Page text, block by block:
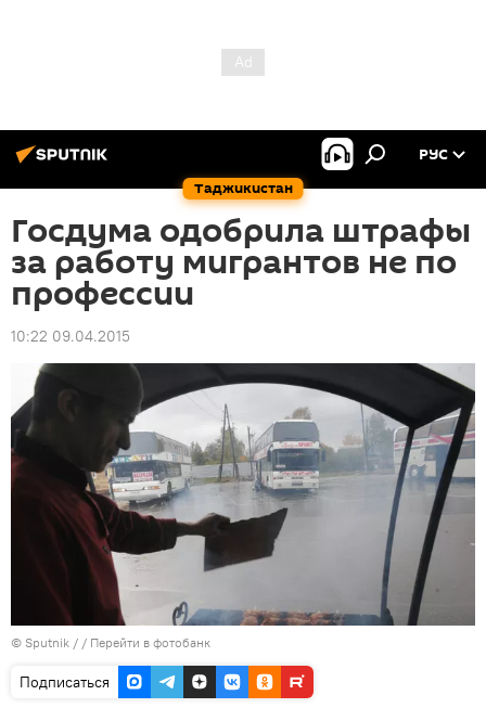
Таджикистан
РУС
Госдума одобрила штрафы
за работу мигрантов не по
профессии
10:22 09.04.2015
© Sputnik / / Перейти в фотобанк
Подписаться